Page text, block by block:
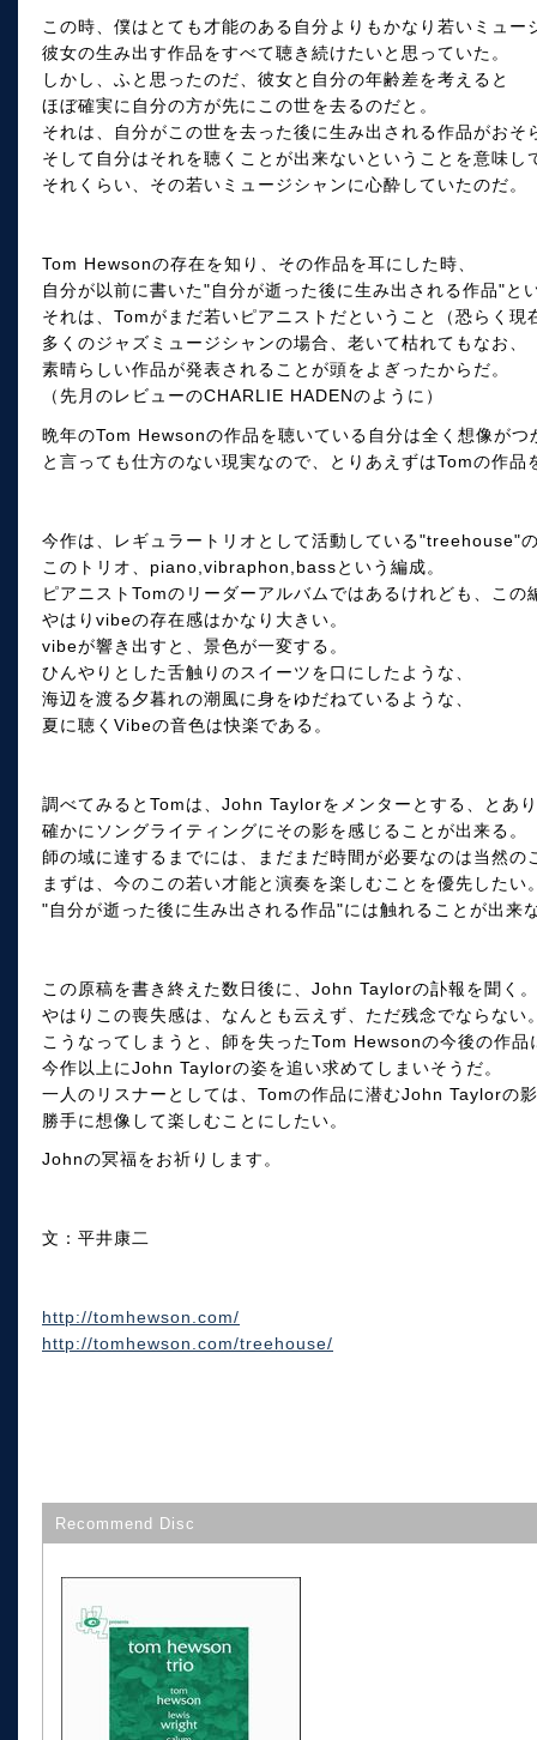
この時、僕はとても才能のある自分よりもかなり若いミュー
彼女の生み出す作品をすべて聴き続けたいと思っていた。
しかし、ふと思ったのだ、彼女と自分の年齢差を考えると
ほぼ確実に自分の方が先にこの世を去るのだと。
それは、自分がこの世を去った後に生み出される作品がおそ
そして自分はそれを聴くことが出来ないということを意味し
それくらい、その若いミュージシャンに心酔していたのだ。
Tom Hewsonの存在を知り、その作品を耳にした時、
自分が以前に書いた"自分が逝った後に生み出される作品"と
それは、Tomがまだ若いピアニストだということ（恐らく
多くのジャズミュージシャンの場合、老いて枯れてもなお、
素晴らしい作品が発表されることが頭をよぎったからだ。
（先月のレビューのCHARLIE HADENのように）
晩年のTom Hewsonの作品を聴いている自分は全く想像がつ
と言っても仕方のない現実なので、とりあえずはTomの作
今作は、レギュラートリオとして活動している"treehouse"
このトリオ、piano,vibraphon,bassという編成。
ピアニストTomのリーダーアルバムではあるけれども、この
やはりvibeの存在感はかなり大きい。
vibeが響き出すと、景色が一変する。
ひんやりとした舌触りのスイーツを口にしたような、
海辺を渡る夕暮れの潮風に身をゆだねているような、
夏に聴くVibeの音色は快楽である。
調べてみるとTomは、John Taylorをメンターとする、とあ
確かにソングライティングにその影を感じることが出来る。
師の域に達するまでには、まだまだ時間が必要なのは当然の
まずは、今のこの若い才能と演奏を楽しむことを優先したい
"自分が逝った後に生み出される作品"には触れることが出来
この原稿を書き終えた数日後に、John Taylorの訃報を聞く。
やはりこの喪失感は、なんとも云えず、ただ残念でならない
こうなってしまうと、師を失ったTom Hewsonの今後の作品
今作以上にJohn Taylorの姿を追い求めてしまいそうだ。
一人のリスナーとしては、Tomの作品に潜むJohn Taylorの
勝手に想像して楽しむことにしたい。
Johnの冥福をお祈りします。
文：平井康二
http://tomhewson.com/
http://tomhewson.com/treehouse/
Recommend Disc